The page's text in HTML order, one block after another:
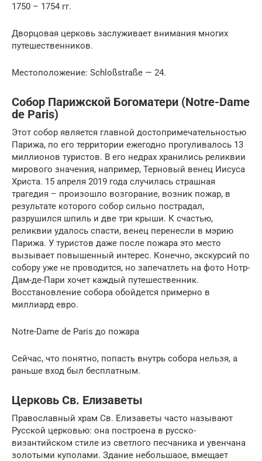
1750 – 1754 гг.
Дворцовая церковь заслуживает внимания многих
путешественников.
Местоположение: Schloßstraße — 24.
Собор Парижской Богоматери (Notre-Dame
de Paris)
Этот собор является главной достопримечательностью
Парижа, по его территории ежегодно прогуливалось 13
миллионов туристов. В его недрах хранились реликвии
мирового значения, например, Терновый венец Иисуса
Христа. 15 апреля 2019 года случилась страшная
трагедия – произошло возгорание, возник пожар, в
результате которого собор сильно пострадал,
разрушился шпиль и две три крыши. К счастью,
реликвии удалось спасти, венец перенесли в мэрию
Парижа. У туристов даже после пожара это место
вызывает повышенный интерес. Конечно, экскурсий по
собору уже не проводится, но запечатлеть на фото Нотр-
Дам-де-Пари хочет каждый путешественник.
Восстановление собора обойдется примерно в
миллиард евро.
Notre-Dame de Paris до пожара
Сейчас, что понятно, попасть внутрь собора нельзя, а
раньше вход был бесплатным.
Церковь Св. Елизаветы
Православный храм Св. Елизаветы часто называют
Русской церковью: она построена в русско-
византийском стиле из светлого песчаника и увенчана
золотыми куполами. Здание небольшаое, вмещает